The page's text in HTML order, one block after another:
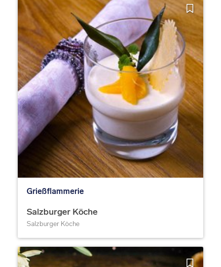
Grießflammerie
Salzburger Köche
Salzburger Köche